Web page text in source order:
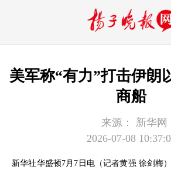
美军称“有力”打击伊朗
商船
来源：
新华网
2026-07-08
新华社华盛顿7月7日电（记者黄强 徐剑梅